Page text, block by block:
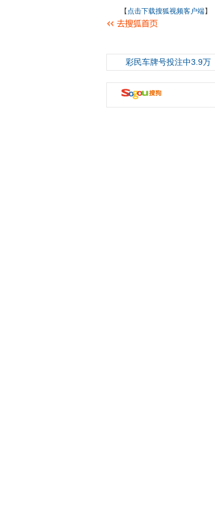
【 点击下载搜狐视频客户端】
彩民车牌号投注中3.9万